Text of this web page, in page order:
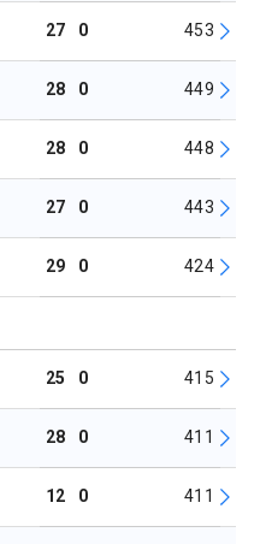
27 0 453
28 0 449
28 0 448
27 0 443
29 0 424
25 0 415
28 0 411
12 0 411